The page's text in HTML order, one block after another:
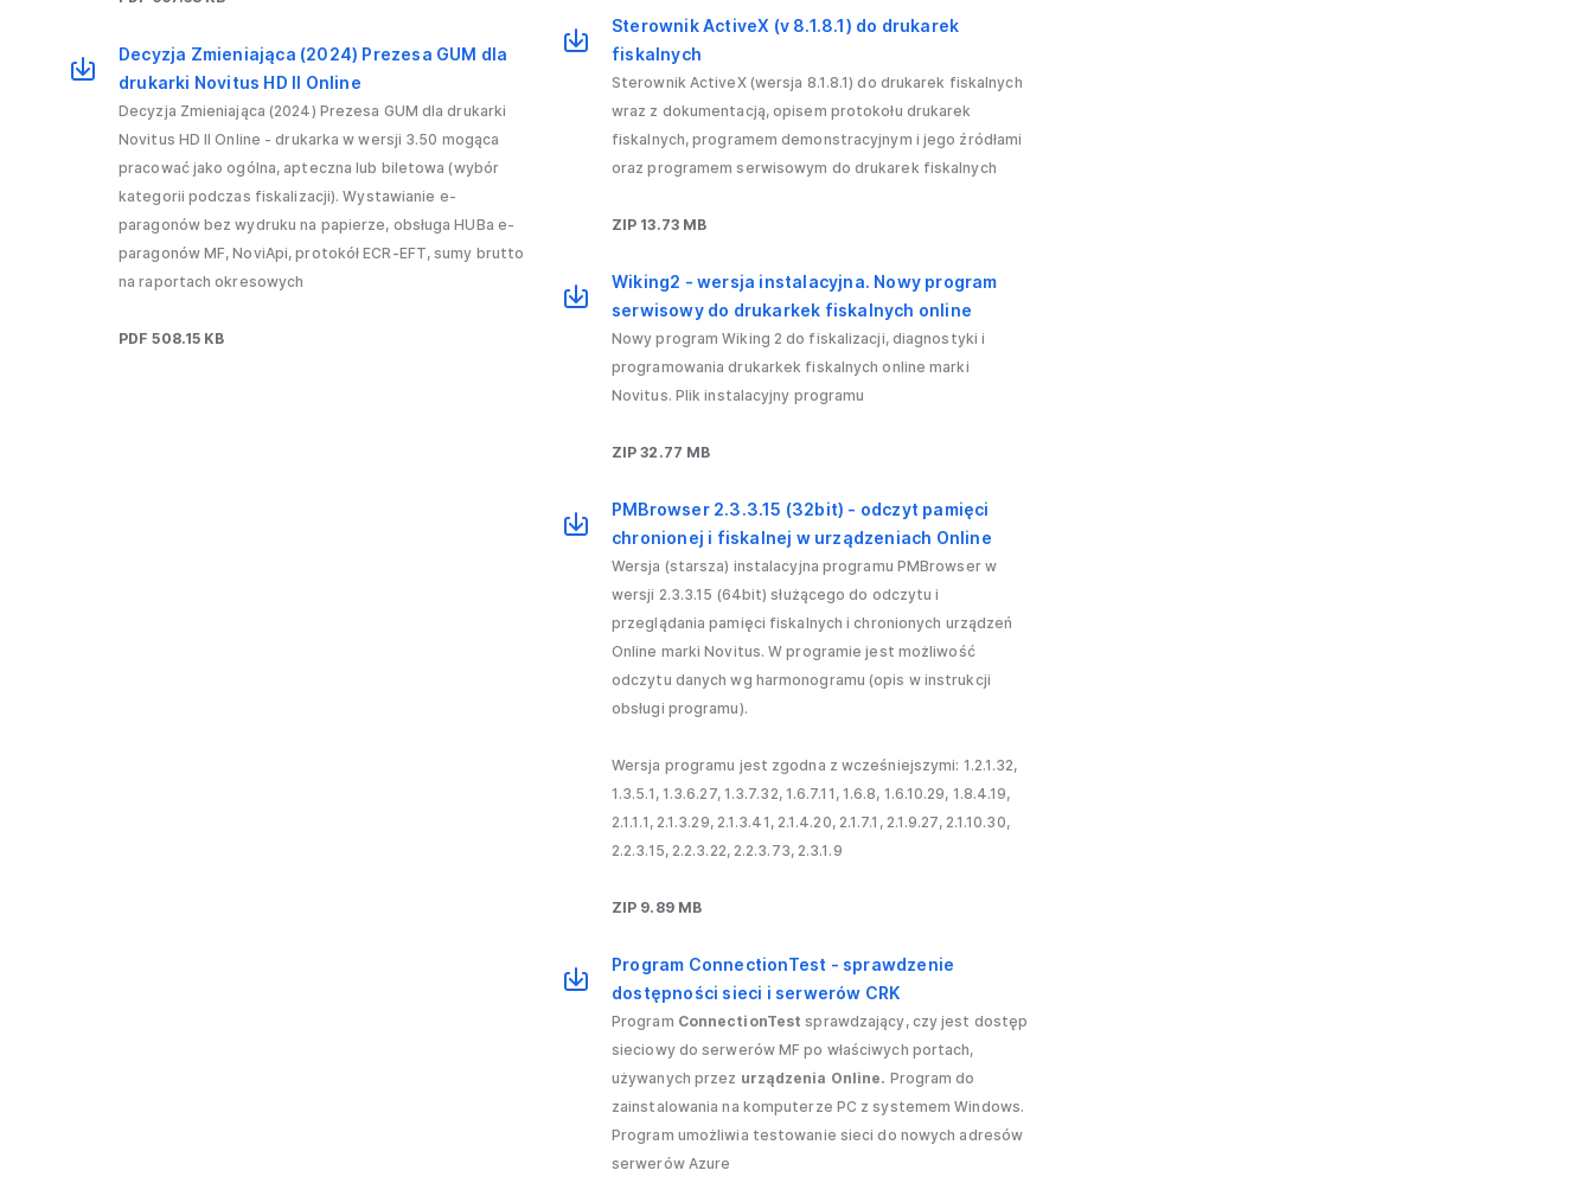
Decyzja Zmieniająca (2024) Prezesa GUM dla
drukarki Novitus HD II Online
Decyzja Zmieniająca (2024) Prezesa GUM dla drukarki
Novitus HD II Online - drukarka w wersji 3.50 mogąca
pracować jako ogólna, apteczna lub biletowa (wybór
kategorii podczas fiskalizacji). Wystawianie e-
paragonów bez wydruku na papierze, obsługa HUBa e-
paragonów MF, NoviApi, protokół ECR-EFT, sumy brutto
na raportach okresowych
PDF 508.15 KB
Sterownik ActiveX (v 8.1.8.1) do drukarek
fiskalnych
Sterownik ActiveX (wersja 8.1.8.1) do drukarek fiskalnych
wraz z dokumentacją, opisem protokołu drukarek
fiskalnych, programem demonstracyjnym i jego źródłami
oraz programem serwisowym do drukarek fiskalnych
ZIP 13.73 MB
Wiking2 - wersja instalacyjna. Nowy program
serwisowy do drukarkek fiskalnych online
Nowy program Wiking 2 do fiskalizacji, diagnostyki i
programowania drukarkek fiskalnych online marki
Novitus. Plik instalacyjny programu
ZIP 32.77 MB
PMBrowser 2.3.3.15 (32bit) - odczyt pamięci
chronionej i fiskalnej w urządzeniach Online
Wersja (starsza) instalacyjna programu PMBrowser w
wersji 2.3.3.15 (64bit) służącego do odczytu i
przeglądania pamięci fiskalnych i chronionych urządzeń
Online marki Novitus. W programie jest możliwość
odczytu danych wg harmonogramu (opis w instrukcji
obsługi programu).
Wersja programu jest zgodna z wcześniejszymi: 1.2.1.32,
1.3.5.1, 1.3.6.27, 1.3.7.32, 1.6.7.11, 1.6.8, 1.6.10.29, 1.8.4.19,
2.1.1.1, 2.1.3.29, 2.1.3.41, 2.1.4.20, 2.1.7.1, 2.1.9.27, 2.1.10.30,
2.2.3.15, 2.2.3.22, 2.2.3.73, 2.3.1.9
ZIP 9.89 MB
Program ConnectionTest - sprawdzenie
dostępności sieci i serwerów CRK
Program ConnectionTest sprawdzający, czy jest dostęp
sieciowy do serwerów MF po właściwych portach,
używanych przez urządzenia Online. Program do
zainstalowania na komputerze PC z systemem Windows.
Program umożliwia testowanie sieci do nowych adresów
serwerów Azure